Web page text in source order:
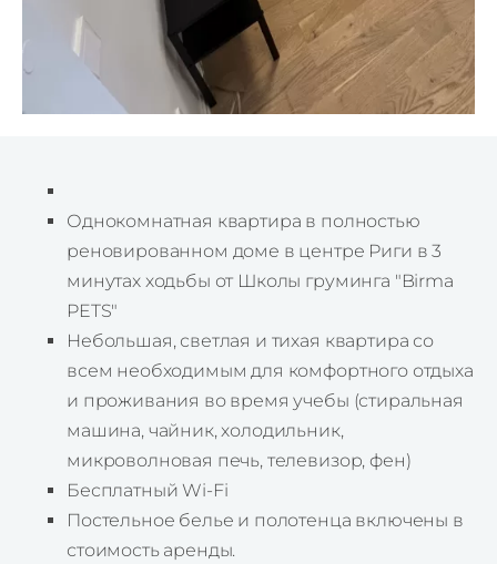
Однокомнатная квартира в полностью
реновированном доме в центре Риги в 3
минутах ходьбы от Школы груминга "Birma
PETS"
Небольшая, светлая и тихая квартира со
всем необходимым для комфортного отдыха
и проживания во время учебы (стиральная
машина, чайник, холодильник,
микроволновая печь, телевизор, фен)
Бесплатный Wi-Fi
Постельное белье и полотенца включены в
стоимость аренды.